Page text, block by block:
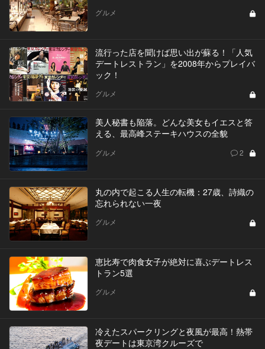
グルメ
流行った店を聞けば思い出が蘇る！「人気
デートレストラン」を2008年からプレイバ
ック！
グルメ
美人秘書も陥落。どんな美女もイエスと答
える、最高峰ステーキハウスの全貌
グルメ 2
丸の内で起こる人生の転機：27歳、詩織の
忘れられない一夜
グルメ
恵比寿で肉食女子が絶対に喜ぶデートレス
トラン5選
グルメ
冷えたスパークリングと夜風が最高！熱帯
夜デートは東京湾クルーズで